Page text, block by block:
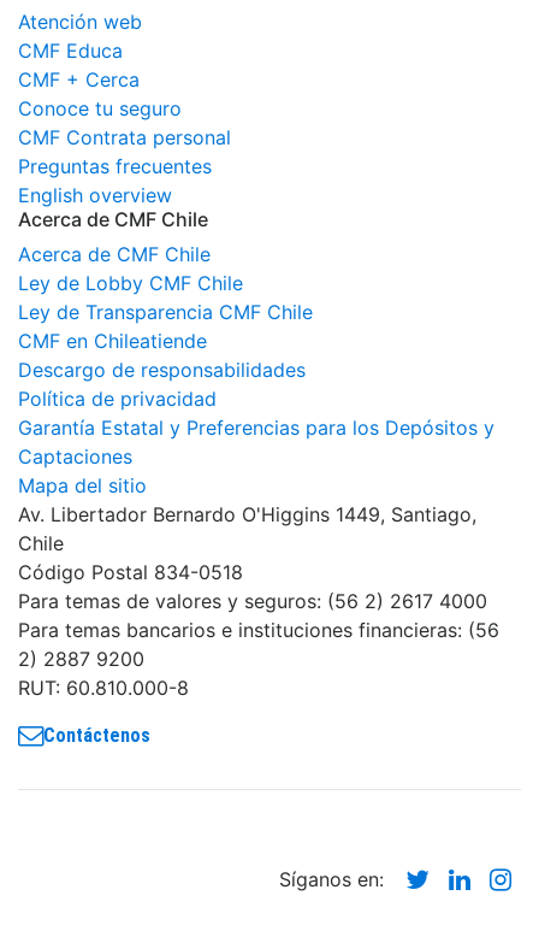
Atención web
CMF Educa
CMF + Cerca
Conoce tu seguro
CMF Contrata personal
Preguntas frecuentes
English overview
Acerca de CMF Chile
Acerca de CMF Chile
Ley de Lobby CMF Chile
Ley de Transparencia CMF Chile
CMF en Chileatiende
Descargo de responsabilidades
Política de privacidad
Garantía Estatal y Preferencias para los Depósitos y
Captaciones
Mapa del sitio
Av. Libertador Bernardo O'Higgins 1449, Santiago,
Chile
Código Postal 834-0518
Para temas de valores y seguros: (56 2) 2617 4000
Para temas bancarios e instituciones financieras: (56
2) 2887 9200
RUT: 60.810.000-8
Contáctenos
Síganos en: Twitter